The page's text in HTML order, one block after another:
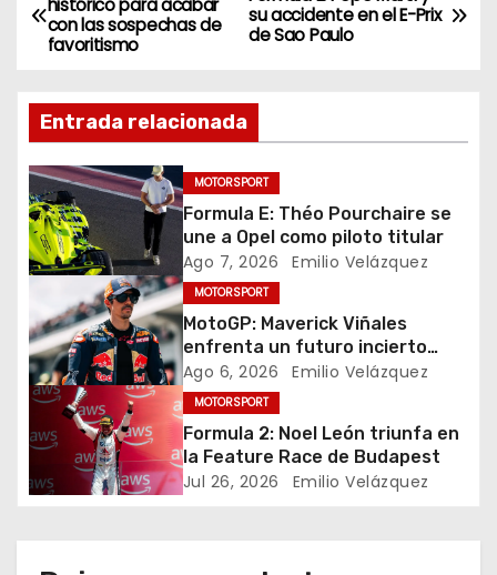
a
e
g
a
c
i
ó
n
d
su accidente en el E-Prix
de Sao Paulo
histórico para acabar
con las sospechas de
favoritismo
Entrada relacionada
MOTORSPORT
Formula E: Théo Pourchaire se
une a Opel como piloto titular
Ago 7, 2026 Emilio Velázquez
MOTORSPORT
MotoGP: Maverick Viñales
enfrenta un futuro incierto
tras resultados
decepcionantes
Ago 6, 2026 Emilio Velázquez
MOTORSPORT
Formula 2: Noel León triunfa en
la Feature Race de Budapest
Jul 26, 2026 Emilio Velázquez